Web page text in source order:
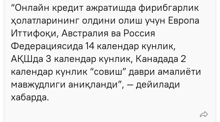
“Онлайн кредит ажратишда фирибгарлик
ҳолатларининг олдини олиш учун Европа
Иттифоқи, Австралия ва Россия
Федерациясида 14 календар кунлик,
АҚШда 3 календар кунлик, Канадада 2
календар кунлик “совиш” даври амалиёти
мавжудлиги аниқланди”, — дейилади
хабарда.